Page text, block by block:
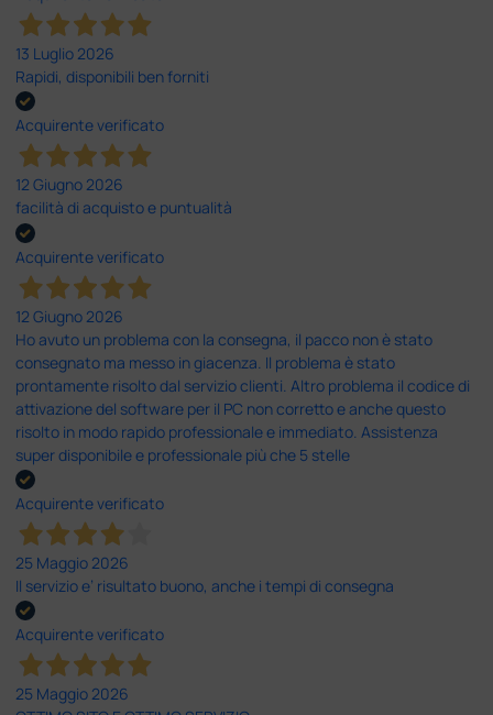
13 Luglio 2026
Rapidi, disponibili ben forniti
Acquirente verificato
12 Giugno 2026
facilità di acquisto e puntualità
Acquirente verificato
12 Giugno 2026
Ho avuto un problema con la consegna, il pacco non è stato
consegnato ma messo in giacenza. Il problema è stato
prontamente risolto dal servizio clienti. Altro problema il codice di
attivazione del software per il PC non corretto e anche questo
risolto in modo rapido professionale e immediato. Assistenza
super disponibile e professionale più che 5 stelle
Acquirente verificato
25 Maggio 2026
Il servizio e’ risultato buono, anche i tempi di consegna
Acquirente verificato
25 Maggio 2026